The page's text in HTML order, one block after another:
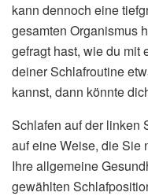
kann dennoch eine
gesamten Organismus
gefragt hast, wie du mit
deiner Schlafroutine
kannst, dann könnte
Schlafen auf der linken
auf eine Weise, die Sie
Ihre allgemeine
gewählten